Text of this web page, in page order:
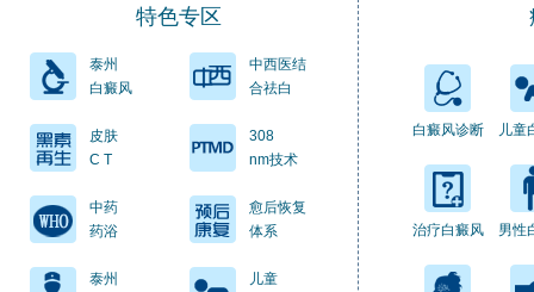
特色专区
泰州
白癜风
中西医结
合祛白
皮肤
C T
308
nm技术
中药
药浴
愈后恢复
体系
泰州 儿童
白癜风诊断 儿童
治疗白癜风 男性